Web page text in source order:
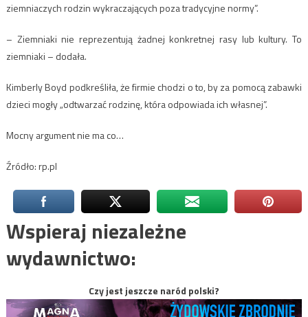
ziemniaczych rodzin wykraczających poza tradycyjne normy”.
– Ziemniaki nie reprezentują żadnej konkretnej rasy lub kultury. To
ziemniaki – dodała.
Kimberly Boyd podkreśliła, że firmie chodzi o to, by za pomocą zabawki
dzieci mogły „odtwarzać rodzinę, która odpowiada ich własnej”.
Mocny argument nie ma co…
Źródło: rp.pl
Wspieraj niezależne
wydawnictwo:
Czy jest jeszcze naród polski?